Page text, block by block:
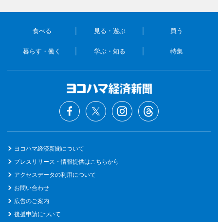
食べる 見る・遊ぶ 買う
暮らす・働く 学ぶ・知る 特集
ヨコハマ経済新聞について
プレスリリース・情報提供はこちらから
アクセスデータの利用について
お問い合わせ
広告のご案内
後援申請について